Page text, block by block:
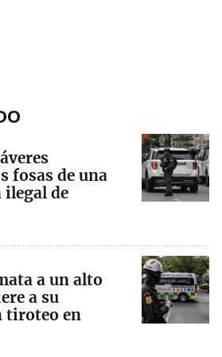
fosas de una
ilegal de
a un alto
a su
tiroteo en